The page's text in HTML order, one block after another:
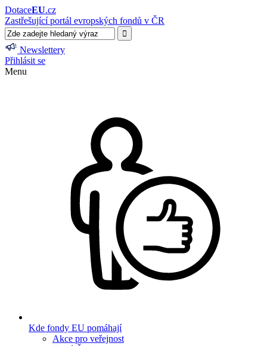
DotaceEU.cz
Zastřešující portál evropských fondů v ČR
Newslettery
Přihlásit se
Menu
Kde fondy EU pomáhají
Akce pro veřejnost